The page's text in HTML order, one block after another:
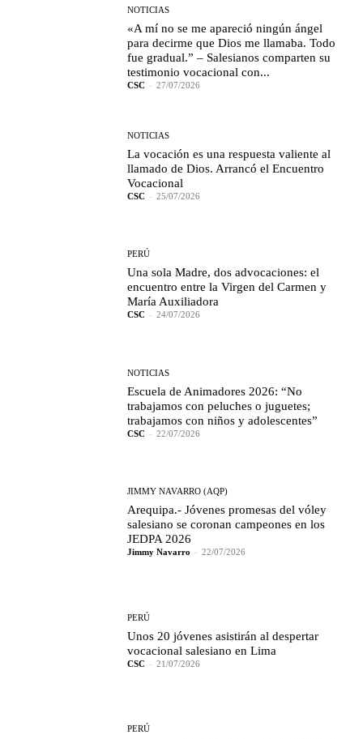
NOTICIAS
«A mí no se me apareció ningún ángel
para decirme que Dios me llamaba. Todo
fue gradual.” – Salesianos comparten su
testimonio vocacional con...
CSC - 27/07/2026
NOTICIAS
La vocación es una respuesta valiente al
llamado de Dios. Arrancó el Encuentro
Vocacional
CSC - 25/07/2026
PERÚ
Una sola Madre, dos advocaciones: el
encuentro entre la Virgen del Carmen y
María Auxiliadora
CSC - 24/07/2026
NOTICIAS
Escuela de Animadores 2026: “No
trabajamos con peluches o juguetes;
trabajamos con niños y adolescentes”
CSC - 22/07/2026
JIMMY NAVARRO (AQP)
Arequipa.- Jóvenes promesas del vóley
salesiano se coronan campeones en los
JEDPA 2026
Jimmy Navarro - 22/07/2026
PERÚ
Unos 20 jóvenes asistirán al despertar
vocacional salesiano en Lima
CSC - 21/07/2026
PERÚ